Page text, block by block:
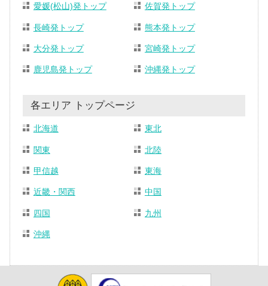
愛媛(松山)発トップ 佐賀発トップ
長崎発トップ 熊本発トップ
大分発トップ 宮崎発トップ
鹿児島発トップ 沖縄発トップ
各エリア トップページ
北海道 東北
関東 北陸
甲信越 東海
近畿・関西 中国
四国 九州
沖縄